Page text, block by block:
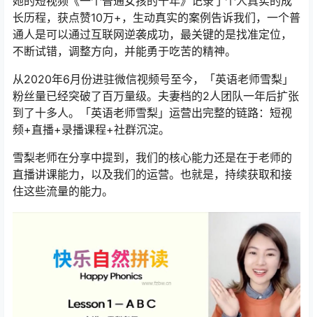
长历程，获点赞10万+，生动真实的案例告诉我们，一个普
通人是可以通过互联网逆袭成功，最关键的是找准定位，
不断试错，调整方向，并能勇于吃苦的精神。
从2020年6月份进驻微信视频号至今，「英语老师雪梨」
粉丝量已经突破了百万量级。夫妻档的2人团队一年后扩张
到了十多人。「英语老师雪梨」运营出完整的链路：短视
频+直播+录播课程+社群沉淀。
雪梨老师在分享中提到，我们的核心能力还是在于老师的
直播讲课能力，以及我们的运营。也就是，持续获取和接
住这些流量的能力。